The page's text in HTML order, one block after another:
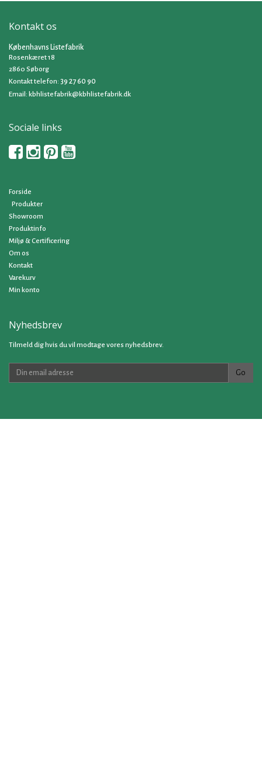
Kontakt os
Københavns Listefabrik
Rosenkæret 18
2860 Søborg
Kontakt telefon: 39 27 60 90
Email: kbhlistefabrik@kbhlistefabrik.dk
Sociale links
Forside
Produkter
Showroom
Produktinfo
Miljø & Certificering
Om os
Kontakt
Varekurv
Min konto
Nyhedsbrev
Tilmeld dig hvis du vil modtage vores nyhedsbrev.